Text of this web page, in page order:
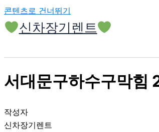
콘텐츠로 건너뛰기
신차장기렌트
서대문구하수구막
작성자
신차장기렌트